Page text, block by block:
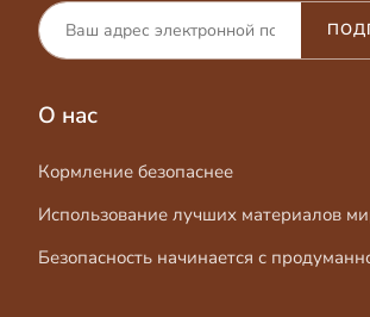
О нас
Кормление безопаснее
Использование лучших материалов
Безопасность начинается с